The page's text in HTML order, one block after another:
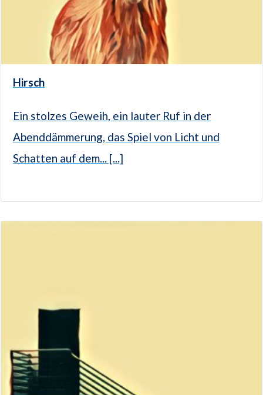
Hirsch
Ein stolzes Geweih, ein lauter Ruf in der
Abenddämmerung, das Spiel von Licht und
Schatten auf dem... [...]